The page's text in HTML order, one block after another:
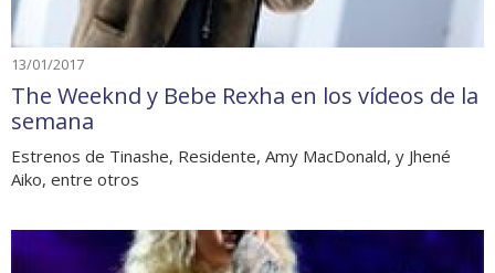
13/01/2017
The Weeknd y Bebe Rexha en los vídeos de la
semana
Estrenos de Tinashe, Residente, Amy MacDonald, y Jhené
Aiko, entre otros